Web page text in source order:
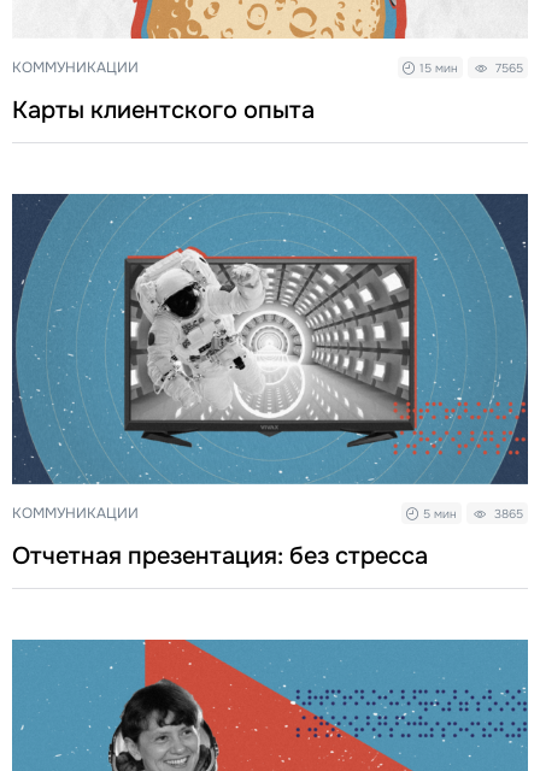
КОММУНИКАЦИИ 15 мин 7565
Карты клиентского опыта
КОММУНИКАЦИИ 5 мин 3865
Отчетная презентация: без стресса